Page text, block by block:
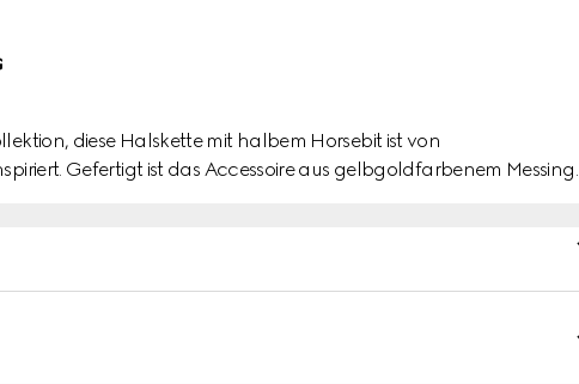
diese Halskette mit halbem Horsebit ist von
Gefertigt ist das Accessoire aus gelbgoldfarbenem Messing.